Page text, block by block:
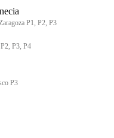
P1, P2, P3
P3, P4
P3